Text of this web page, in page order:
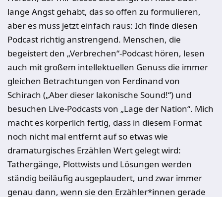
lange Angst gehabt, das so offen zu formulieren,
aber es muss jetzt einfach raus: Ich finde diesen
Podcast richtig anstrengend. Menschen, die
begeistert den „Verbrechen“-Podcast hören, lesen
auch mit großem intellektuellen Genuss die immer
gleichen Betrachtungen von Ferdinand von
Schirach („Aber dieser lakonische Sound!“) und
besuchen Live-Podcasts von „Lage der Nation“. Mich
macht es körperlich fertig, dass in diesem Format
noch nicht mal entfernt auf so etwas wie
dramaturgisches Erzählen Wert gelegt wird:
Tathergänge, Plottwists und Lösungen werden
ständig beiläufig ausgeplaudert, und zwar immer
genau dann, wenn sie den Erzähler*innen gerade